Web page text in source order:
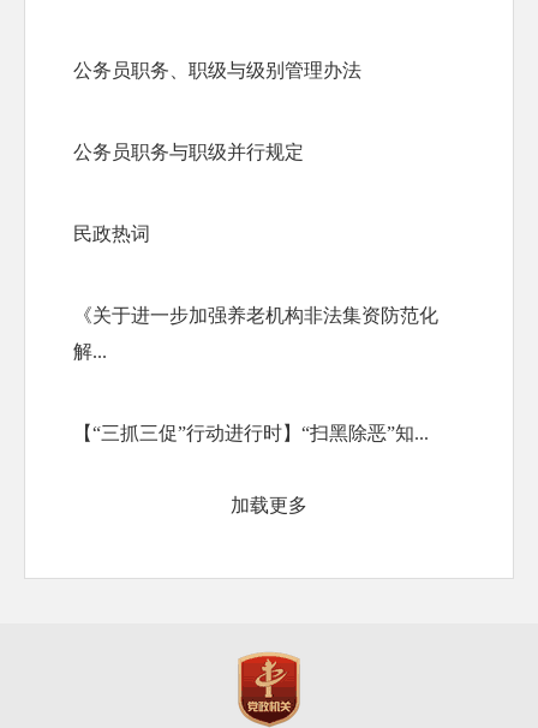
公务员职务、职级与级别管理办法
公务员职务与职级并行规定
民政热词
《关于进一步加强养老机构非法集资防范化
解...
【“三抓三促”行动进行时】“扫黑除恶”知...
加载更多